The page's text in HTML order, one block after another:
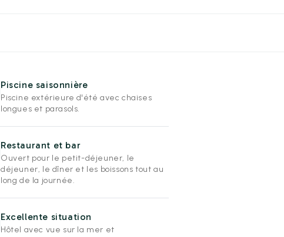
Piscine saisonnière
Piscine extérieure d'été avec chaises
longues et parasols.
Restaurant et bar
Ouvert pour le petit-déjeuner, le
déjeuner, le dîner et les boissons tout au
long de la journée.
Excellente situation
Hôtel avec vue sur la mer et